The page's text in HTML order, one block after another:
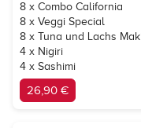
8 x Combo California
8 x Veggi Special
8 x Tuna und Lachs
4 x Nigiri
4 x Sashimi
26,90 €